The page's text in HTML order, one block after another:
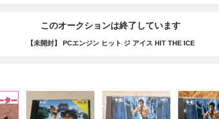
このオークションは終了しています
【未開封】 PCエンジン ヒット ジ アイス HIT THE ICE